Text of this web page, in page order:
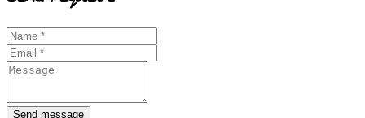
Send message